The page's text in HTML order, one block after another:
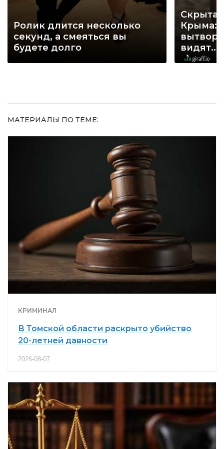
Ролик длится несколько
секунд, а смеяться вы
будете долго
Крыма:
видят...
МАТЕРИАЛЫ ПО ТЕМЕ:
КРИМИНАЛ
В Томской области раскрыто убийство
20-летней давности
2026-08-07